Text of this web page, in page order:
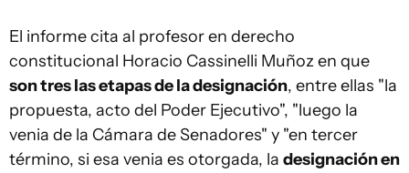
El informe cita al profesor en derecho
constitucional Horacio Cassinelli Muñoz en que
son tres las etapas de la designación, entre ellas "la
propuesta, acto del Poder Ejecutivo", "luego la
venia de la Cámara de Senadores" y "en tercer
término, si esa venia es otorgada, la designación en